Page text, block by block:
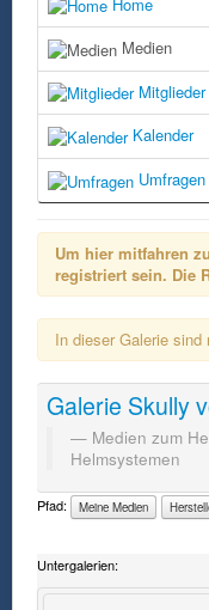
Medien
Mitglieder
Kalender
Umfragen
Um hier mitfahren
registriert sein. Die
In dieser Galerie sind
Galerie Skully
Medien zum
Helmsystemen
Pfad: Meine Medien
Untergalerien: